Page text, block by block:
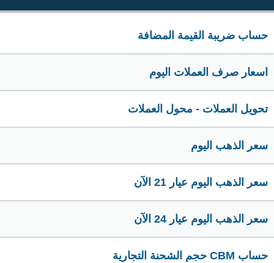
حساب ضريبة القيمة المضافة
اسعار صرف العملات اليوم
تحويل العملات - محول العملات
سعر الذهب اليوم
سعر الذهب اليوم عيار 21 الآن
سعر الذهب اليوم عيار 24 الآن
حساب CBM حجم الشحنة التجارية